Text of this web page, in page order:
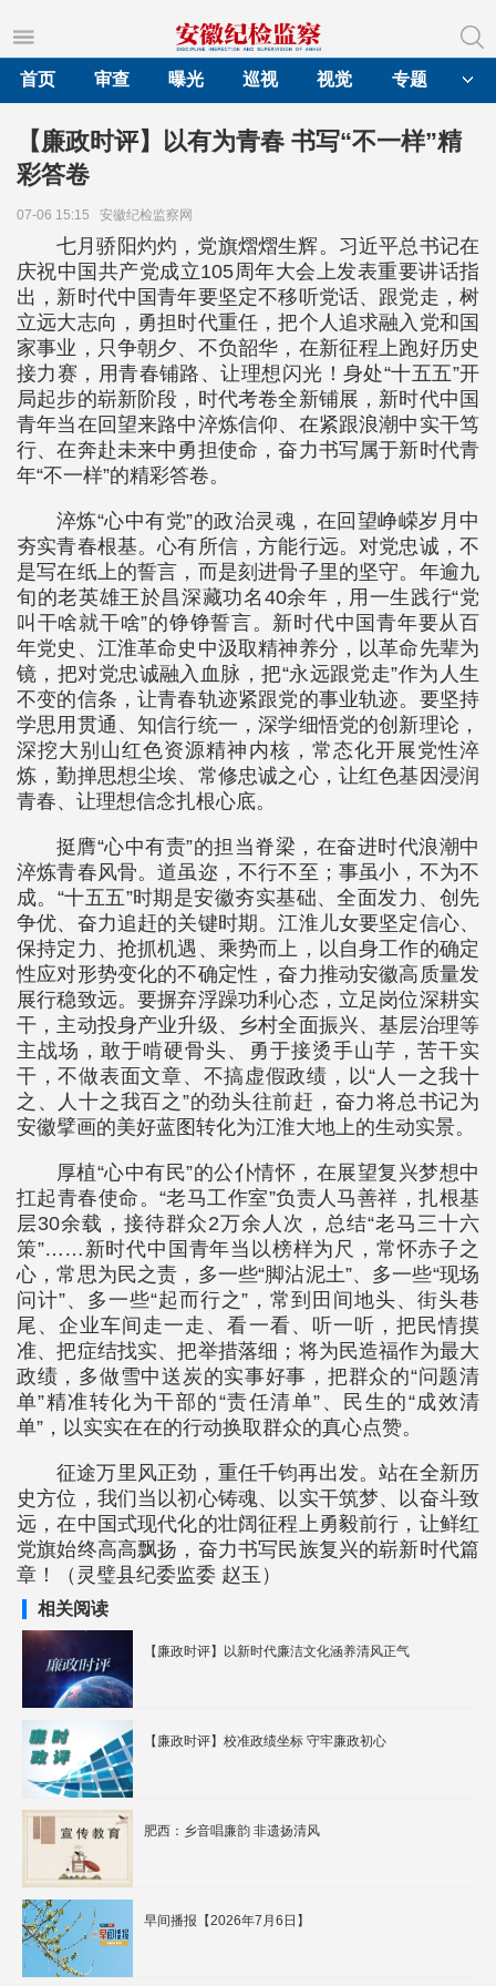
首页
审查 曝光 巡视 视觉 专题
【廉政时评】以有为青春 书写“不一样”精
彩答卷
07-06 15:15 安徽纪检监察网
七月骄阳灼灼，党旗熠熠生辉。习近平总书记在
庆祝中国共产党成立105周年大会上发表重要讲话指
出，新时代中国青年要坚定不移听党话、跟党走，树
立远大志向，勇担时代重任，把个人追求融入党和国
家事业，只争朝夕、不负韶华，在新征程上跑好历史
接力赛，用青春铺路、让理想闪光！身处“十五五”开
局起步的崭新阶段，时代考卷全新铺展，新时代中国
青年当在回望来路中淬炼信仰、在紧跟浪潮中实干笃
行、在奔赴未来中勇担使命，奋力书写属于新时代青
年“不一样”的精彩答卷。
淬炼“心中有党”的政治灵魂，在回望峥嵘岁月中
夯实青春根基。心有所信，方能行远。对党忠诚，不
是写在纸上的誓言，而是刻进骨子里的坚守。年逾九
旬的老英雄王於昌深藏功名40余年，用一生践行“党
叫干啥就干啥”的铮铮誓言。新时代中国青年要从百
年党史、江淮革命史中汲取精神养分，以革命先辈为
镜，把对党忠诚融入血脉，把“永远跟党走”作为人生
不变的信条，让青春轨迹紧跟党的事业轨迹。要坚持
学思用贯通、知信行统一，深学细悟党的创新理论，
深挖大别山红色资源精神内核，常态化开展党性淬
炼，勤掸思想尘埃、常修忠诚之心，让红色基因浸润
青春、让理想信念扎根心底。
挺膺“心中有责”的担当脊梁，在奋进时代浪潮中
淬炼青春风骨。道虽迩，不行不至；事虽小，不为不
成。“十五五”时期是安徽夯实基础、全面发力、创先
争优、奋力追赶的关键时期。江淮儿女要坚定信心、
保持定力、抢抓机遇、乘势而上，以自身工作的确定
性应对形势变化的不确定性，奋力推动安徽高质量发
展行稳致远。要摒弃浮躁功利心态，立足岗位深耕实
干，主动投身产业升级、乡村全面振兴、基层治理等
主战场，敢于啃硬骨头、勇于接烫手山芋，苦干实
干，不做表面文章、不搞虚假政绩，以“人一之我十
之、人十之我百之”的劲头往前赶，奋力将总书记为
安徽擘画的美好蓝图转化为江淮大地上的生动实景。
厚植“心中有民”的公仆情怀，在展望复兴梦想中
扛起青春使命。“老马工作室”负责人马善祥，扎根基
层30余载，接待群众2万余人次，总结“老马三十六
策”……新时代中国青年当以榜样为尺，常怀赤子之
心，常思为民之责，多一些“脚沾泥土”、多一些“现场
问计”、多一些“起而行之”，常到田间地头、街头巷
尾、企业车间走一走、看一看、听一听，把民情摸
准、把症结找实、把举措落细；将为民造福作为最大
政绩，多做雪中送炭的实事好事，把群众的“问题清
单”精准转化为干部的“责任清单”、民生的“成效清
单”，以实实在在的行动换取群众的真心点赞。
征途万里风正劲，重任千钧再出发。站在全新历
史方位，我们当以初心铸魂、以实干筑梦、以奋斗致
远，在中国式现代化的壮阔征程上勇毅前行，让鲜红
党旗始终高高飘扬，奋力书写民族复兴的崭新时代篇
章！（灵璧县纪委监委 赵玉）
相关阅读
【廉政时评】以新时代廉洁文化涵养清风正气
【廉政时评】校准政绩坐标 守牢廉政初心
肥西：乡音唱廉韵 非遗扬清风
早间播报【2026年7月6日】